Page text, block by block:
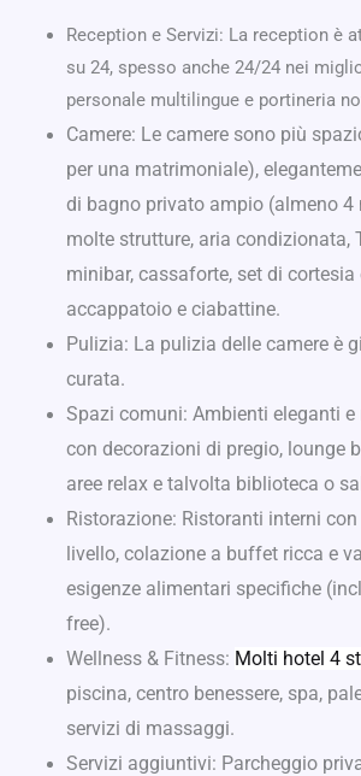
Reception e Servizi: La reception è
su 24, spesso anche 24/24 nei
personale multilingue e portineria
Camere: Le camere sono più
per una matrimoniale),
di bagno privato ampio (almeno 4
molte strutture, aria condizionata,
minibar, cassaforte, set di cortesia
accappatoio e ciabattine.
Pulizia: La pulizia delle camere è
curata.
Spazi comuni: Ambienti eleganti
con decorazioni di pregio, lounge
aree relax e talvolta biblioteca o
Ristorazione: Ristoranti interni
livello, colazione a buffet ricca e
esigenze alimentari specifiche
free).
Wellness & Fitness: Molti hotel 4
piscina, centro benessere, spa,
servizi di massaggi.
Servizi aggiuntivi: Parcheggio